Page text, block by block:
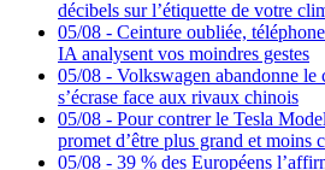
décibels sur l’étiquette de votre
05/08 - Ceinture oubliée,
IA analysent vos moindres gestes
05/08 - Volkswagen abandonne le
s’écrase face aux rivaux chinois
05/08 - Pour contrer le Tesla
promet d’être plus grand et moins
05/08 - 39 % des Européens